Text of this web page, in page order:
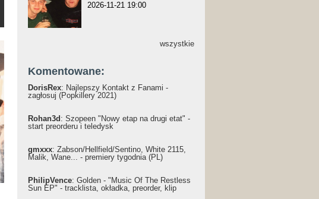
2026-11-21 19:00
wszystkie
Komentowane:
DorisRex: Najlepszy Kontakt z Fanami -
zagłosuj (Popkillery 2021)
Rohan3d : Szopeen "Nowy etap na drugi etat" -
start preorderu i teledysk
gmxxx: Żabson/Hellfield/Sentino, White 2115,
Malik, Wane... - premiery tygodnia (PL)
PhilipVence: Golden - "Music Of The Restless
Sun EP" - tracklista, okładka, preorder, klip